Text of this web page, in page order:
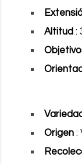
Altitud :
Origen :